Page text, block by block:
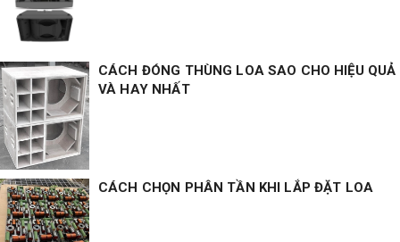
CÁCH ĐÓNG THÙNG LOA SAO CHO HIỆU QUẢ
VÀ HAY NHẤT
CÁCH CHỌN PHÂN TẦN KHI LẮP ĐẶT LOA